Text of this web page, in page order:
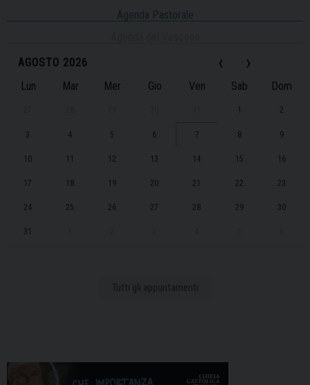
Agenda Pastorale
‹
AGOSTO 2026 ›
Lun Mar Mer Gio Ven Sab Dom
1 2
3 4 5 6 7 8 9
10 11 12 13 14 15 16
17 18 19 20 21 22 23
24 25 26 27 28 29 30
31
Tutti gli appuntamenti